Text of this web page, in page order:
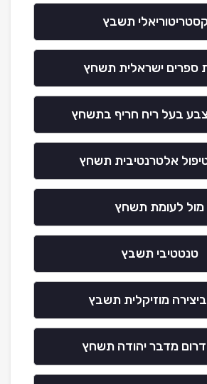
תשבץ
ספרים ישראלית תשחץ
בעל ריח חריף בתשחץ
אלטרנטיבית תשחץ
מול לעומת תשחץ
טנטטיבי תשבץ
מוזיקלית תשבץ
מדבר יהודה תשחץ